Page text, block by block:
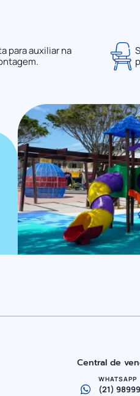
para auxiliar na
Central de
WHATSAPP
(21)